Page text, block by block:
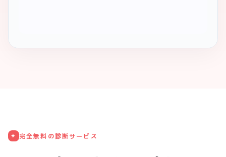
✦ 完全無料の診断サービス